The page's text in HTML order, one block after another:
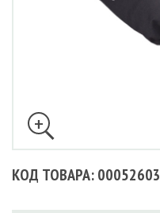
КОД ТОВАРА: 00052603